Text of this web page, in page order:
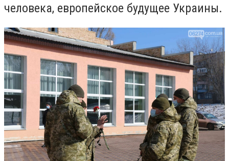
человека, европейское будущее Украины.